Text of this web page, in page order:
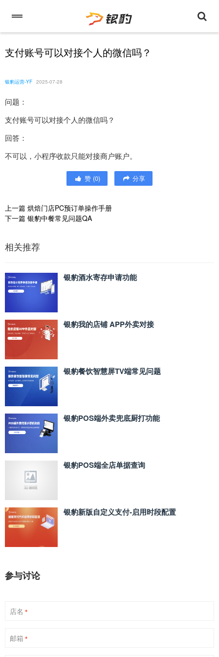
支付账号可以对接个人的微信吗？
银豹运营-YF 2025-07-28
问题：
支付账号可以对接个人的微信吗？
回答：
不可以，小程序收款只能对接商户账户。
赞 (0) 分享
上一篇 烘焙门店PC预订单操作手册
下一篇 银豹中餐常见问题QA
相关推荐
银豹酒水寄存申请功能
银豹我的店铺 APP外卖对接
银豹餐饮智慧屏TV端常见问题
银豹POS端外卖兜底厨打功能
银豹POS端全店单据查询
银豹新版自定义支付‑启用时段配置
参与讨论
店名 *
邮箱 *